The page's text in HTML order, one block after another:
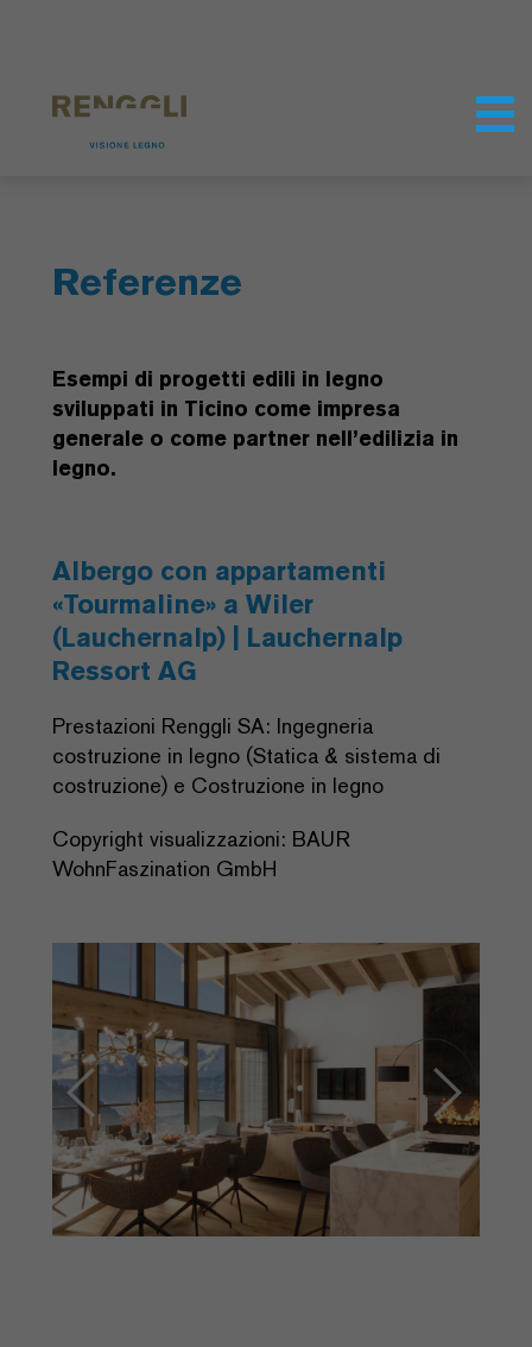
Referenze
Esempi di progetti edili in legno
sviluppati in Ticino come impresa
generale o come partner nell’edilizia in
legno.
Albergo con appartamenti
«Tourmaline» a Wiler
(Lauchernalp) | Lauchernalp
Ressort AG
Prestazioni Renggli SA: Ingegneria
costruzione in legno (Statica & sistema di
costruzione) e Costruzione in legno
Copyright visualizzazioni: BAUR
WohnFaszination GmbH
Next